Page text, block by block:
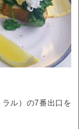
ル）の7番出口を